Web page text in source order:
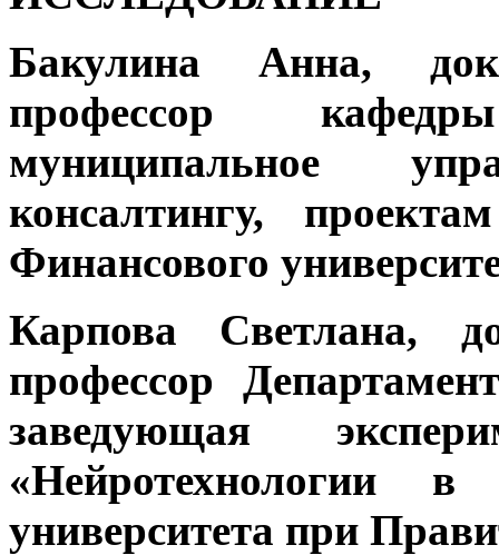
Бакулина Анна,
профессор
муниципальное
консалтингу,
Финансового
Карпова Светлана,
профессор
заведующая
«Нейротехнологии в
университета при